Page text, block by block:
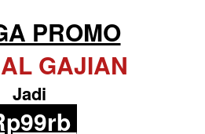
PROMO
GAJIAN
Jadi